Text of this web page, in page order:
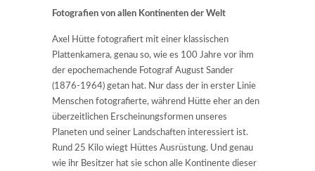
Fotografien von allen Kontinenten der Welt
Axel Hütte fotografiert mit einer klassischen
Plattenkamera, genau so, wie es 100 Jahre vor ihm
der epochemachende Fotograf August Sander
(1876-1964) getan hat. Nur dass der in erster Linie
Menschen fotografierte, während Hütte eher an den
überzeitlichen Erscheinungsformen unseres
Planeten und seiner Landschaften interessiert ist.
Rund 25 Kilo wiegt Hüttes Ausrüstung. Und genau
wie ihr Besitzer hat sie schon alle Kontinente dieser